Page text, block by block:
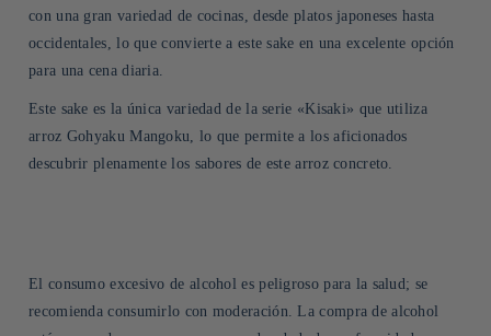
con una gran variedad de cocinas, desde platos japoneses hasta
occidentales, lo que convierte a este sake en una excelente opción
para una cena diaria.
Este sake es la única variedad de la serie «Kisaki» que utiliza
arroz Gohyaku Mangoku, lo que permite a los aficionados
descubrir plenamente los sabores de este arroz concreto.
El consumo excesivo de alcohol es peligroso para la salud; se
recomienda consumirlo con moderación. La compra de alcohol